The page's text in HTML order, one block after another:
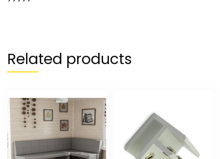
Related products